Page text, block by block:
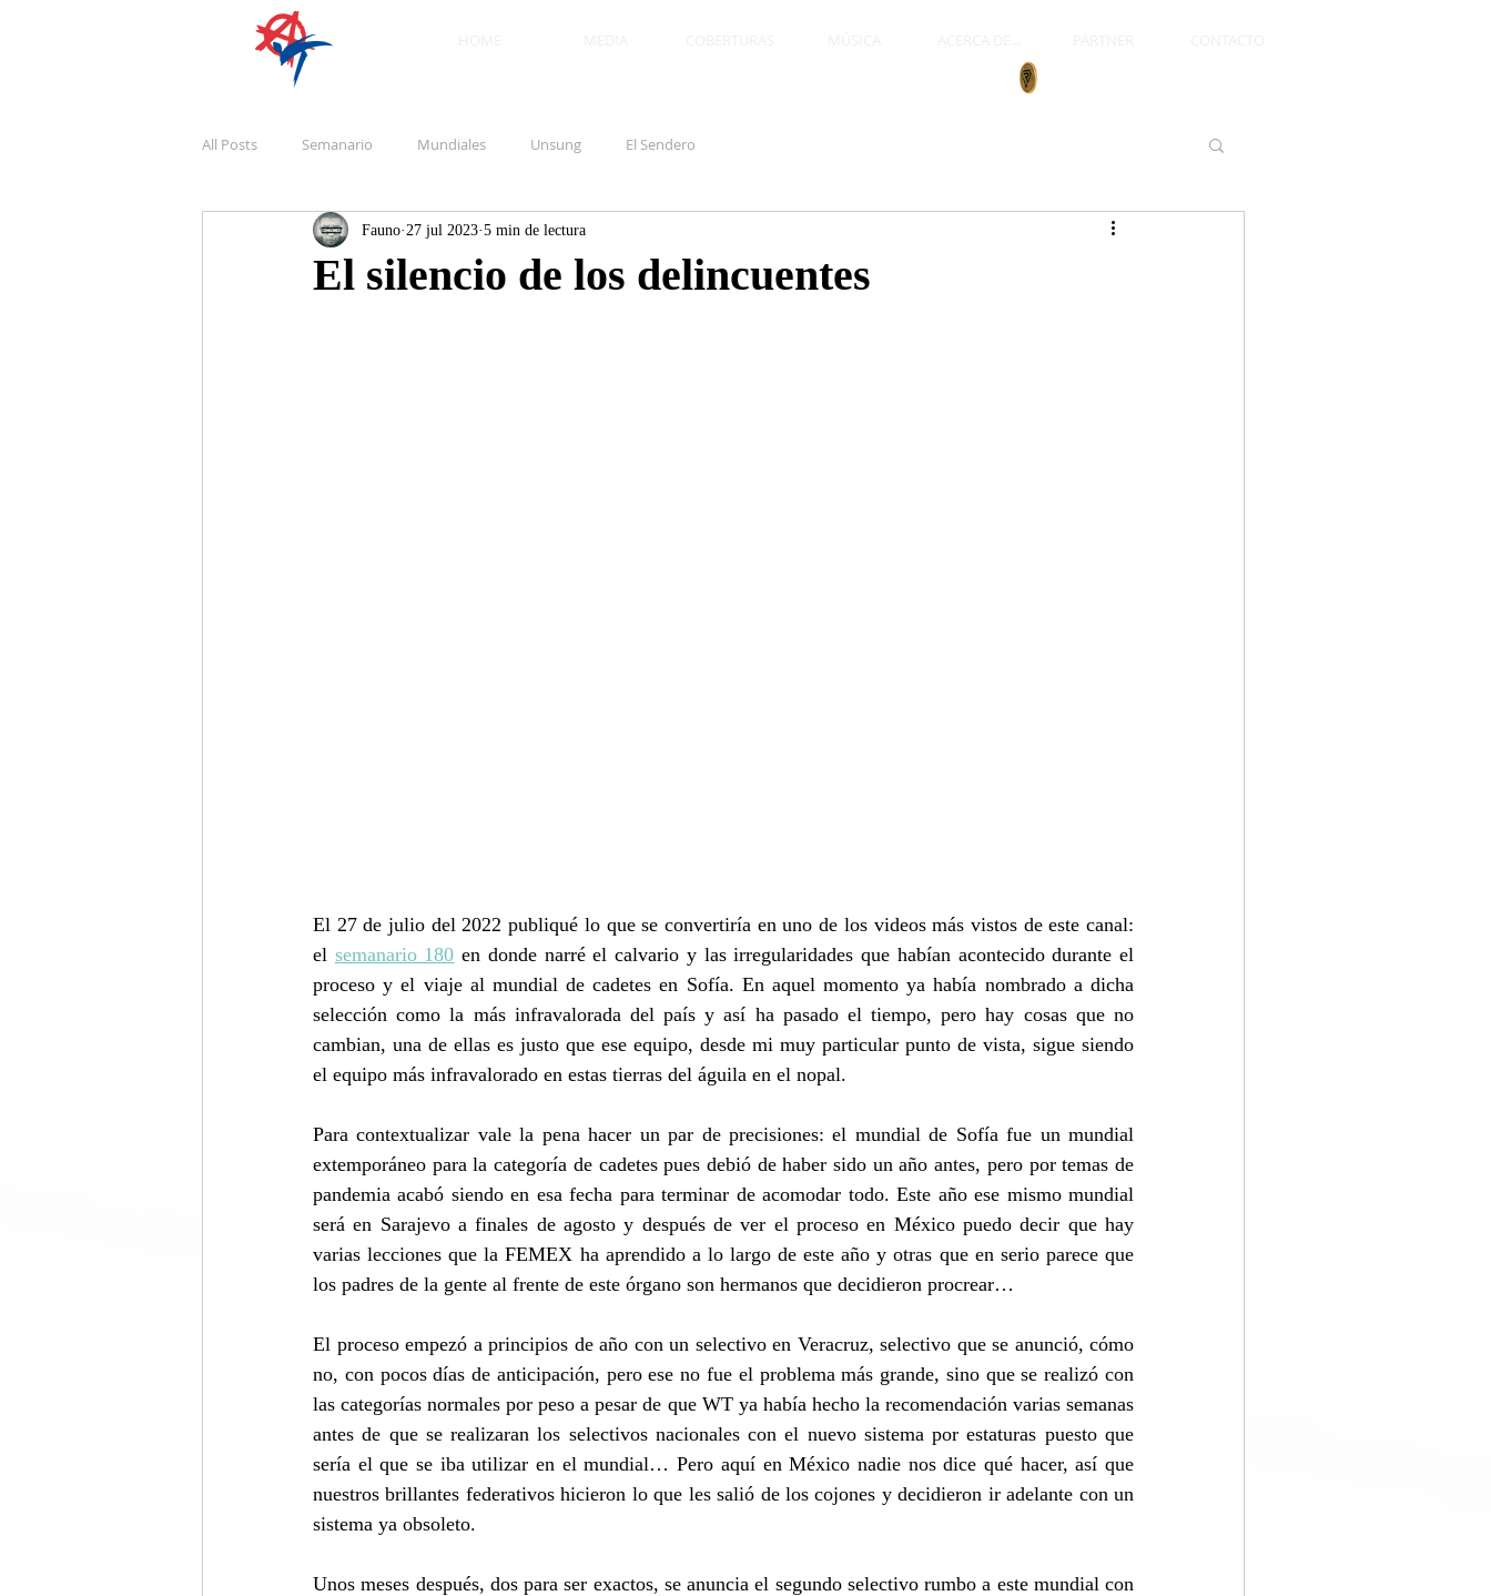
All Posts Semanario Mundiales Unsung El Sendero
El silencio de los delincuentes
Fauno 27 jul 2023 5 min de lectura
El 27 de julio del 2022 publiqué lo que se convertiría en uno de los videos más vistos de este canal:
el semanario 180 en donde narré el calvario y las irregularidades que habían acontecido durante el
proceso y el viaje al mundial de cadetes en Sofía. En aquel momento ya había nombrado a dicha
selección como la más infravalorada del país y así ha pasado el tiempo, pero hay cosas que no
cambian, una de ellas es justo que ese equipo, desde mi muy particular punto de vista, sigue siendo
el equipo más infravalorado en estas tierras del águila en el nopal.
Para contextualizar vale la pena hacer un par de precisiones: el mundial de Sofía fue un mundial
extemporáneo para la categoría de cadetes pues debió de haber sido un año antes, pero por temas de
pandemia acabó siendo en esa fecha para terminar de acomodar todo. Este año ese mismo mundial
será en Sarajevo a finales de agosto y después de ver el proceso en México puedo decir que hay
varias lecciones que la FEMEX ha aprendido a lo largo de este año y otras que en serio parece que
los padres de la gente al frente de este órgano son hermanos que decidieron procrear…
El proceso empezó a principios de año con un selectivo en Veracruz, selectivo que se anunció, cómo
no, con pocos días de anticipación, pero ese no fue el problema más grande, sino que se realizó con
las categorías normales por peso a pesar de que WT ya había hecho la recomendación varias semanas
antes de que se realizaran los selectivos nacionales con el nuevo sistema por estaturas puesto que
sería el que se iba utilizar en el mundial… Pero aquí en México nadie nos dice qué hacer, así que
nuestros brillantes federativos hicieron lo que les salió de los cojones y decidieron ir adelante con un
sistema ya obsoleto.
Unos meses después, dos para ser exactos, se anuncia el segundo selectivo rumbo a este mundial con